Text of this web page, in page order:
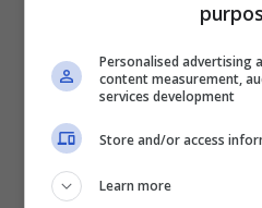
Domani sera gli azzurri
trasferta di Cagliari
Personalised advertising
content measurement,
services development
Store and/or access
Learn more